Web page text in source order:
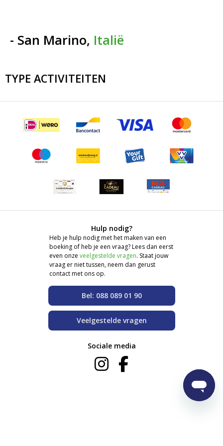
- San Marino, Italië
TYPE ACTIVITEITEN
Hulp nodig?
Heb je hulp nodig met het maken van een
boeking of heb je een vraag? Lees dan eerst
even onze veelgestelde vragen. Staat jouw
vraag er niet tussen, neem dan gerust
contact met ons op.
Bel: 088 089 01 90
Veelgestelde vragen
Sociale media